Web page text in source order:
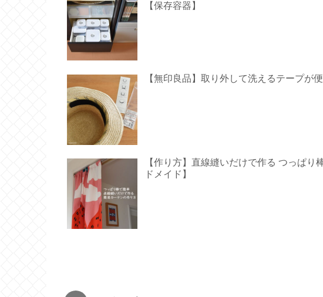
【保存容器】
【無印良品】取り外して洗えるテープが
【作り方】直線縫いだけで作る つっぱ
ドメイド】